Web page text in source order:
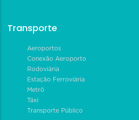
Transporte
Aeroportos
Conexão Aeroporto
Rodoviária
Estação Ferroviária
Metrô
Táxi
Transporte Público